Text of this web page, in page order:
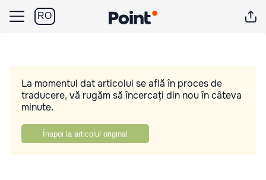
RO
La momentul dat articolul se află în proces de
traducere, vă rugăm să încercați din nou în câteva
minute.
Înapoi la articolul original